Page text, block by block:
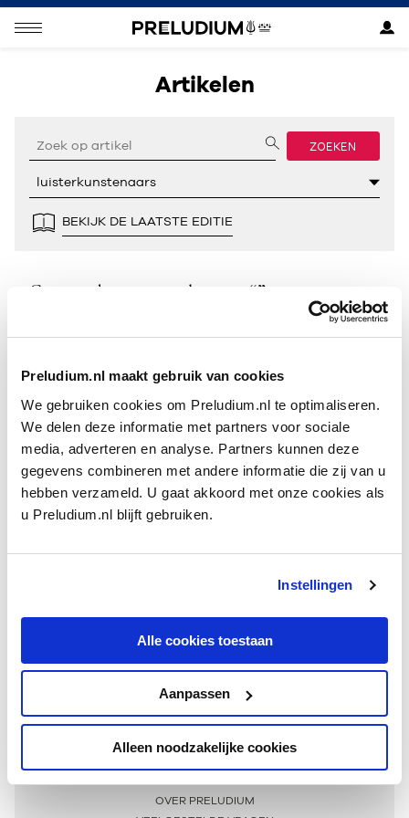
Preludium.nl maakt gebruik van cookies
We gebruiken cookies om Preludium.nl te optimaliseren.
We delen deze informatie met partners voor sociale
media, adverteren en analyse. Partners kunnen deze
gegevens combineren met andere informatie die zij van u
hebben verzameld. U gaat akkoord met onze cookies als
u Preludium.nl blijft gebruiken.
Instellingen
Alle cookies toestaan
Aanpassen
Alleen noodzakelijke cookies
Artikelen
ZOEKEN
BEKIJK DE LAATSTE EDITIE
Geen resultaten gevonden voor “”.
Meer informatie
OVER PRELUDIUM